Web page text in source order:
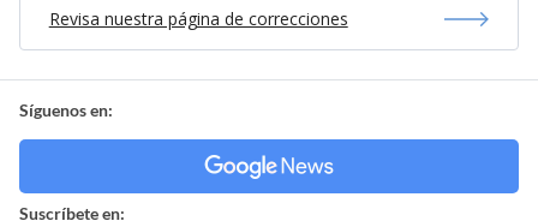
Revisa nuestra página de correcciones
Síguenos en:
Suscríbete en: